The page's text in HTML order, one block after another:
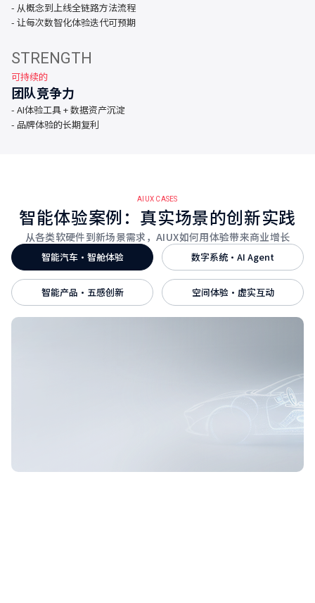
- 从概念到上线全链路方法流程
- 让每次数智化体验迭代可预期
STRENGTH
可持续的
团队竞争力
- AI体验工具 + 数据资产沉淀
- 品牌体验的长期复利
AIUX CASES
智能体验案例：真实场景的创新实践
从各类软硬件到新场景需求，AIUX如何用体验带来商业增长
智能汽车·智舱体验 数字系统·AI Agent
智能产品·五感创新 空间体验·虚实互动